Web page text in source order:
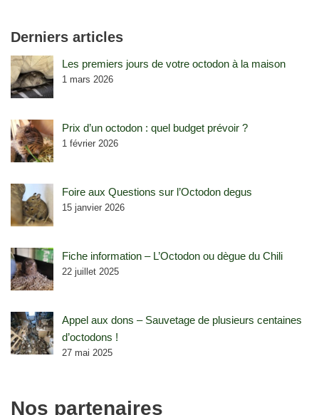
Derniers articles
Les premiers jours de votre octodon à la maison
1 mars 2026
Prix d’un octodon : quel budget prévoir ?
1 février 2026
Foire aux Questions sur l’Octodon degus
15 janvier 2026
Fiche information – L’Octodon ou dègue du Chili
22 juillet 2025
Appel aux dons – Sauvetage de plusieurs centaines
d’octodons !
27 mai 2025
Nos partenaires